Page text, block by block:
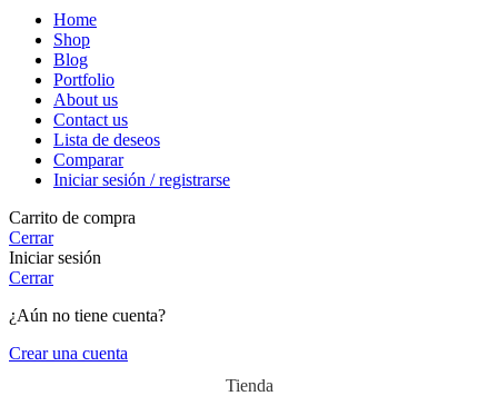
Home
Shop
Blog
Portfolio
About us
Contact us
Lista de deseos
Comparar
Iniciar sesión / registrarse
Carrito de compra
Cerrar
Iniciar sesión
Cerrar
¿Aún no tiene cuenta?
Crear una cuenta
Tienda